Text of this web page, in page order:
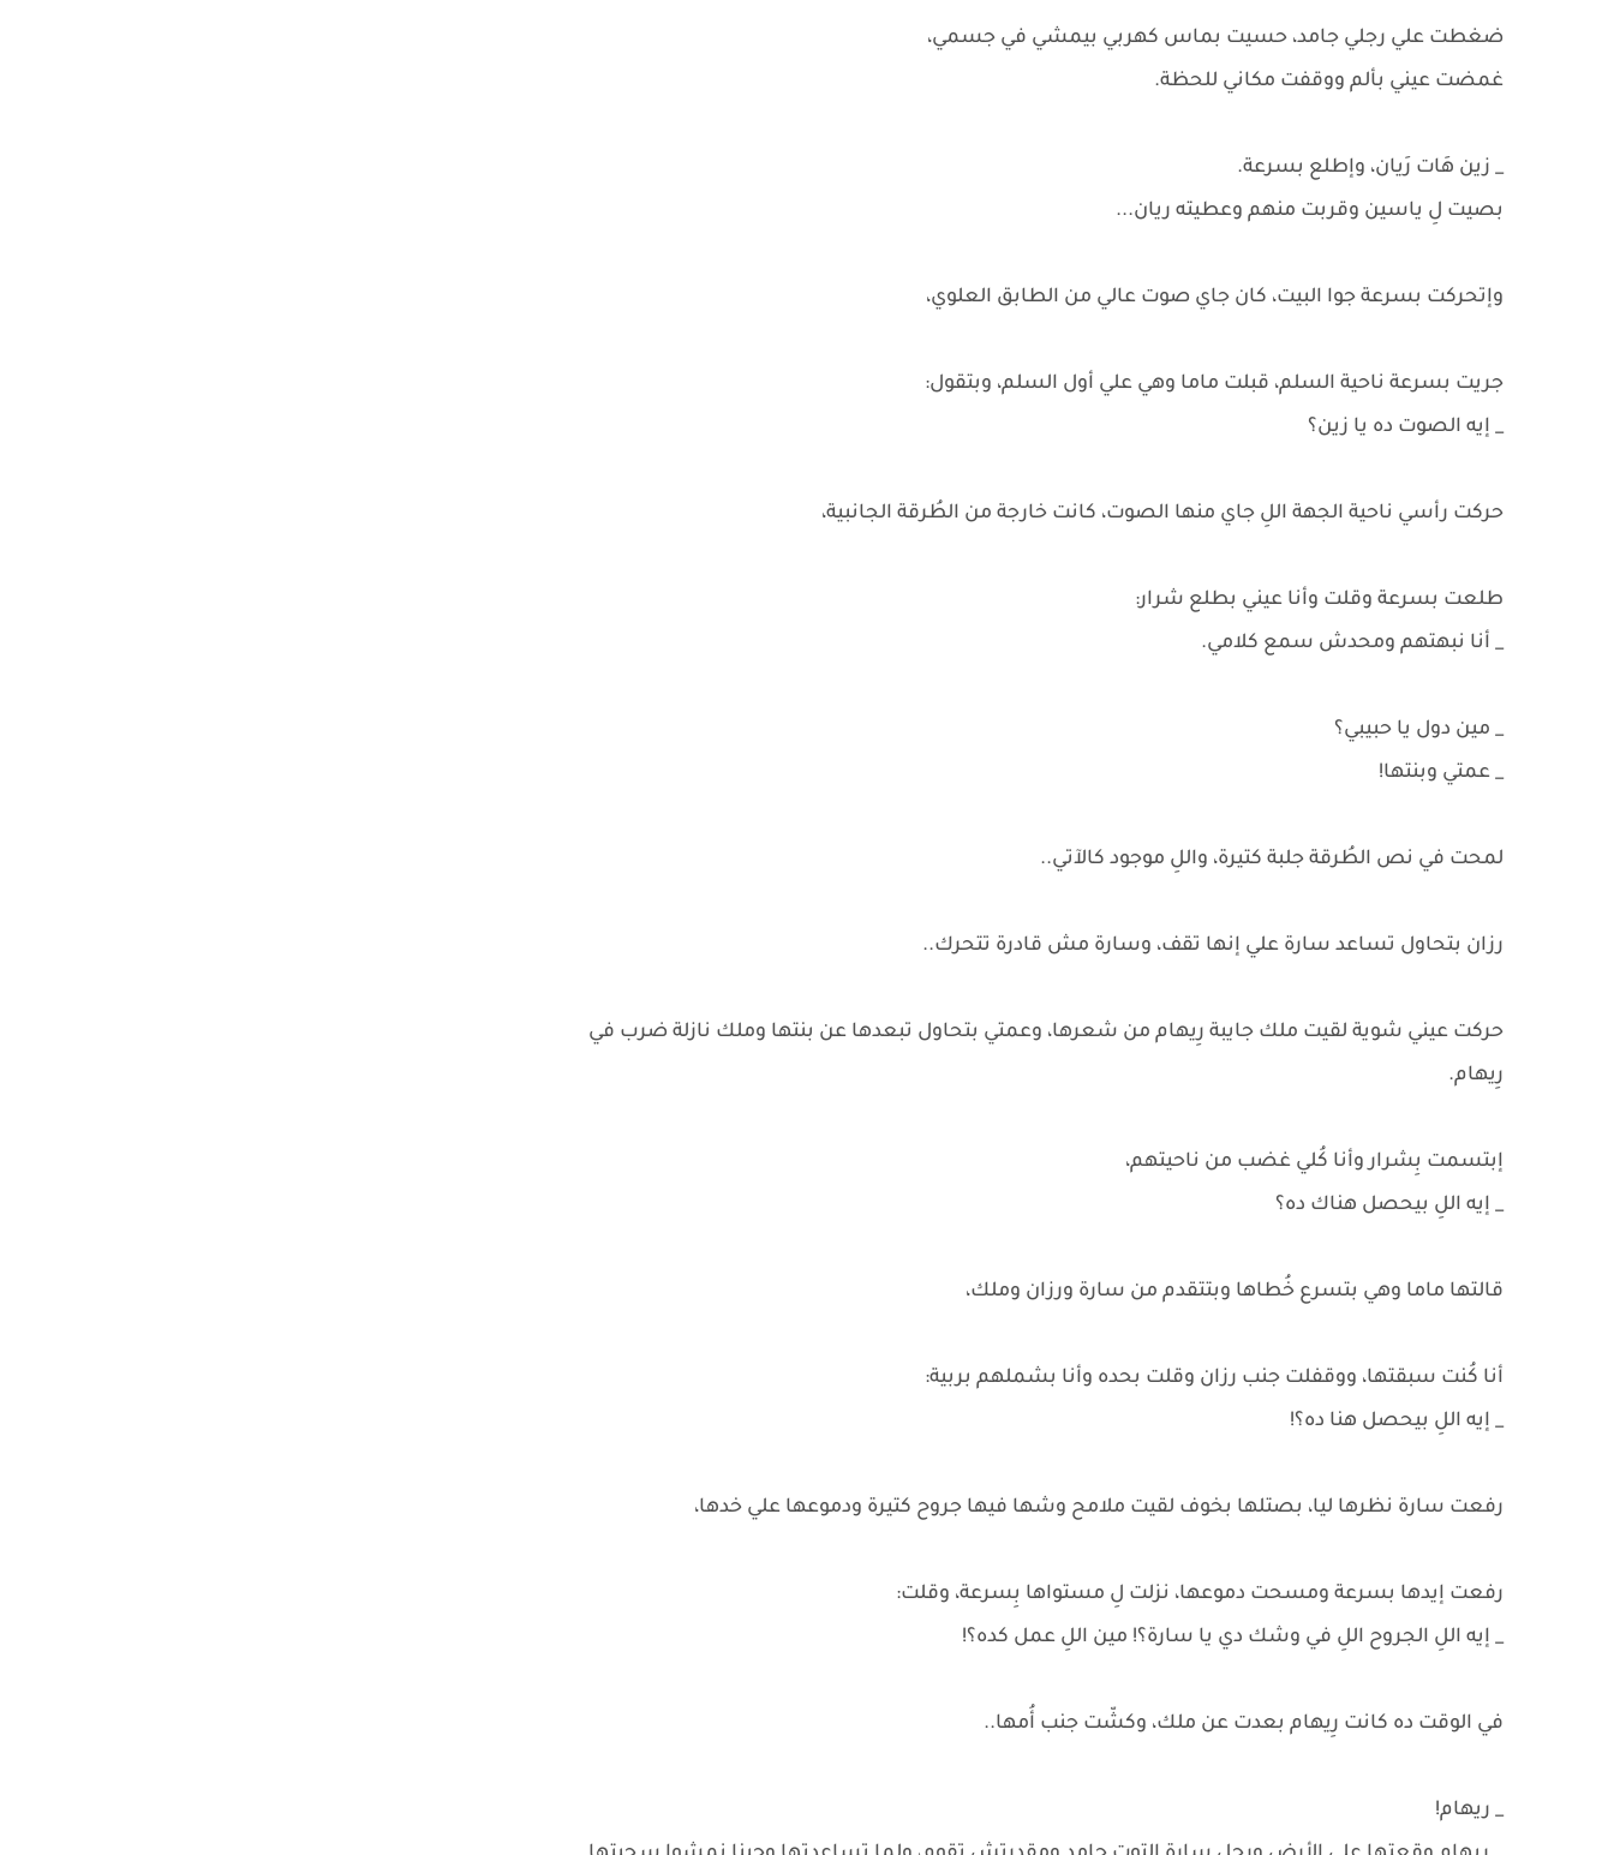
ضغطت علي رجلي جامد، حسيت بماس كهربي بيمشي في جسمي،
غمضت عيني بألم ووقفت مكاني للحظة.
_ زين هَات رَيان، وإطلع بسرعة.
بصيت لِ ياسين وقربت منهم وعطيته ريان...
وإتحركت بسرعة جوا البيت، كان جاي صوت عالي من الطابق العلوي،
جريت بسرعة ناحية السلم، قبلت ماما وهي علي أول السلم، وبتقول:
_ إيه الصوت ده يا زين؟
حركت رأسي ناحية الجهة اللِ جاي منها الصوت، كانت خارجة من الطُرقة الجانبية،
طلعت بسرعة وقلت وأنا عيني بطلع شرار:
_ أنا نبهتهم ومحدش سمع كلامي.
_ مين دول يا حبيبي؟
_ عمتي وبنتها!
لمحت في نص الطُرقة جلبة كتيرة، واللِ موجود كالآتي..
رزان بتحاول تساعد سارة علي إنها تقف، وسارة مش قادرة تتحرك..
حركت عيني شوية لقيت ملك جايبة رِيهام من شعرها، وعمتي بتحاول تبعدها عن بنتها وملك نازلة ضرب في
رِيهام.
إبتسمت بِشرار وأنا كُلي غضب من ناحيتهم،
_ إيه اللِ بيحصل هناك ده؟
قالتها ماما وهي بتسرع خُطاها وبتتقدم من سارة ورزان وملك،
أنا كُنت سبقتها، ووقفلت جنب رزان وقلت بحده وأنا بشملهم بربية:
_ إيه اللِ بيحصل هنا ده؟!
رفعت سارة نظرها ليا، بصتلها بخوف لقيت ملامح وشها فيها جروح كتيرة ودموعها علي خدها،
رفعت إيدها بسرعة ومسحت دموعها، نزلت لِ مستواها بِسرعة، وقلت:
_ إيه اللِ الجروح اللِ في وشك دي يا سارة؟! مين اللِ عمل كده؟!
في الوقت ده كانت رِيهام بعدت عن ملك، وكشّت جنب أُمها..
_ ريهام!